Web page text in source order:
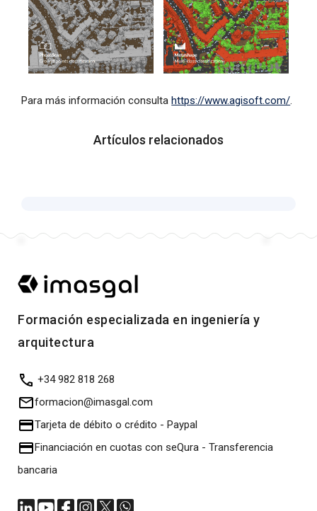
Para más información consultahttps://www.agisoft.com/.
Artículos relacionados
Formación especializada en ingeniería y
arquitectura
+34 982 818 268
formacion@imasgal.com
Tarjeta de débito o crédito - Paypal
Financiación en cuotas con seQura - Transferencia
bancaria